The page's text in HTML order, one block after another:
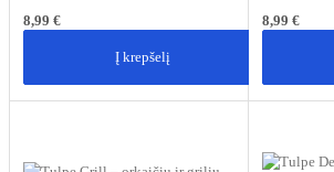
8,99 €
Į krepšelį
8,99 €